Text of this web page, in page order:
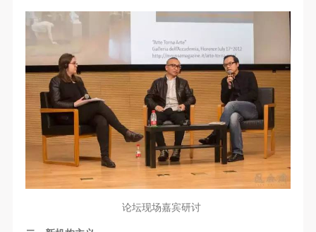
论坛现场嘉宾研讨
（如杂志、网络等）。
三、肖像权使用期限
永久使用。
四、许可使用费用
带有甲方肖像作品的拍摄费用由乙方承担。
乙方于拍摄完带有甲方肖像的作品无需支付甲方任何
费用。
附则
（1）、本协议未尽事宜，经双方友好协商后可作为
本协议的补充协议，并不得违反相关法律法规规定。
（2）、本协议自甲乙双方签字（盖章）、勾选之日
起生效。
（如杂志、网络等）。
三、肖像权使用期限
永久使用。
四、许可使用费用
带有甲方肖像作品的拍摄费用由乙方承担。
乙方于拍摄完带有甲方肖像的作品无需支付甲方任何
费用。
附则
（1）、本协议未尽事宜，经双方友好协商后可作为
本协议的补充协议，并不得违反相关法律法规规定。
（2）、本协议自甲乙双方签字（盖章）、勾选之日
起生效。
（如杂志、网络等）。
三、肖像权使用期限
永久使用。
四、许可使用费用
带有甲方肖像作品的拍摄费用由乙方承担。
乙方于拍摄完带有甲方肖像的作品无需支付甲方任何
费用。
附则
（1）、本协议未尽事宜，经双方友好协商后可作为
本协议的补充协议，并不得违反相关法律法规规定。
（2）、本协议自甲乙双方签字（盖章）、勾选之日
起生效。
手机号码
发送验证码
手机号码将作为您的登录账号
验证码
登录
可使用雅昌艺术网会员账户登录